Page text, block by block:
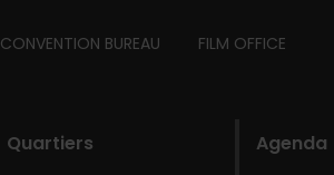
CONVENTION BUREAU FILM OFFICE
Quartiers Agenda